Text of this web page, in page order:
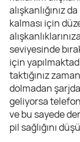
alışkanlığınız
kalması için
seviyesinde
için
taktığınız
dolmadan
geliyorsa
ve bu sayede
pil sağlığını